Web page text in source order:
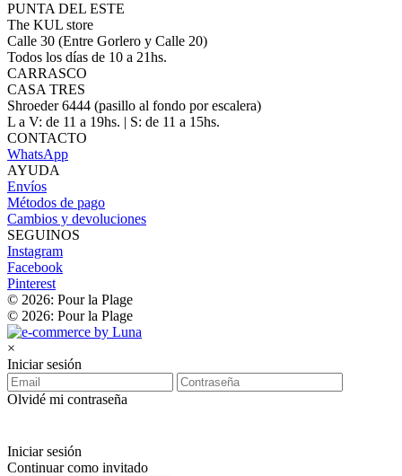
PUNTA DEL ESTE
The KUL store
Calle 30 (Entre Gorlero y Calle 20)
Todos los días de 10 a 21hs.
CARRASCO
CASA TRES
Shroeder 6444 (pasillo al fondo por escalera)
L a V: de 11 a 19hs. | S: de 11 a 15hs.
CONTACTO
WhatsApp
AYUDA
Envíos
Métodos de pago
Cambios y devoluciones
SEGUINOS
Instagram
Facebook
Pinterest
© 2026: Pour la Plage
© 2026: Pour la Plage
×
Iniciar sesión
Olvidé mi contraseña
Iniciar sesión
Continuar como invitado